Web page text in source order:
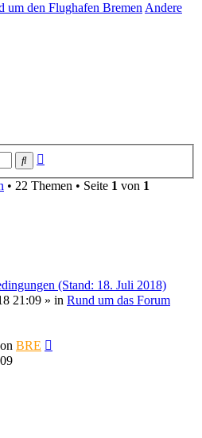
um den Flughafen BremenAndere
Suche
• 22 Themen • Seite 1 von 1
(Stand: 18. Juli 2018)
21:09 » in Rund um das Forum
BRE